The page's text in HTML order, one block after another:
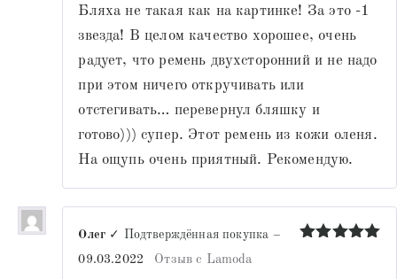
Бляха не такая как на картинке! За это -1
звезда! В целом качество хорошее, очень
радует, что ремень двухсторонний и не надо
при этом ничего откручивать или
отстегивать… перевернул бляшку и
готово))) супер. Этот ремень из кожи оленя.
На ощупь очень приятный. Рекомендую.
Олег ✓ Подтверждённая покупка –
09.03.2022
Отзыв с Lamoda